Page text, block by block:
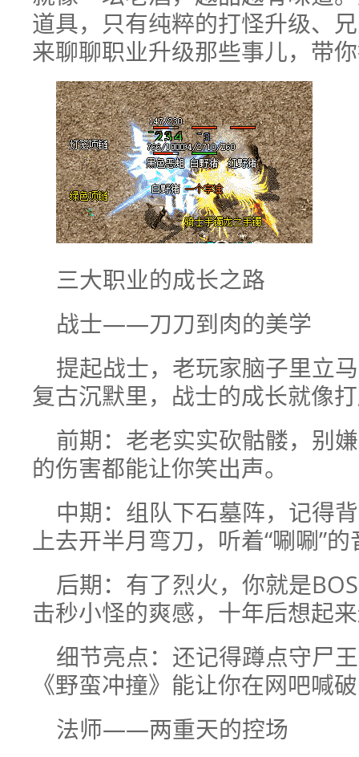
道具，只有纯粹的打怪升级、
来聊聊职业升级那些事儿，带
三大职业的成长之路
战士——刀刀到肉的美学
提起战士，老玩家脑子里立
复古沉默里，战士的成长就像
前期：老老实实砍骷髅，别
的伤害都能让你笑出声。
中期：组队下石墓阵，记得
上去开半月弯刀，听着“唰唰”
后期：有了烈火，你就是
击秒小怪的爽感，十年后想起
细节亮点：还记得蹲点守尸
《野蛮冲撞》能让你在网吧喊
法师——两重天的控场